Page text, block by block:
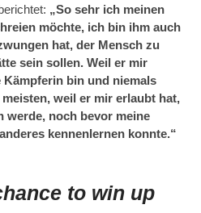
„So sehr ich meinen
möchte, ich bin ihm auch
hat, der Mensch zu
sein sollen. Weil er mir
bin und niemals
weil er mir erlaubt hat,
werde, noch bevor meine
kennenlernen konnte.“
to win up